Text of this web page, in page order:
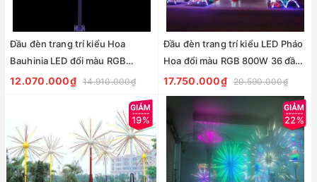
Đầu đèn trang trí kiểu Hoa
Bauhinia LED đổi màu RGB
280W 48 đầu ống H1200 D1500
12.070.000₫ 14.910.000₫
Đầu đèn trang trí kiểu LED Pháo
Hoa đổi màu RGB 800W 36 đầu
ống H2500 D4000 | cho Cột cao
từ 6met
17.750.000₫ 20.590.000₫
19% 22%